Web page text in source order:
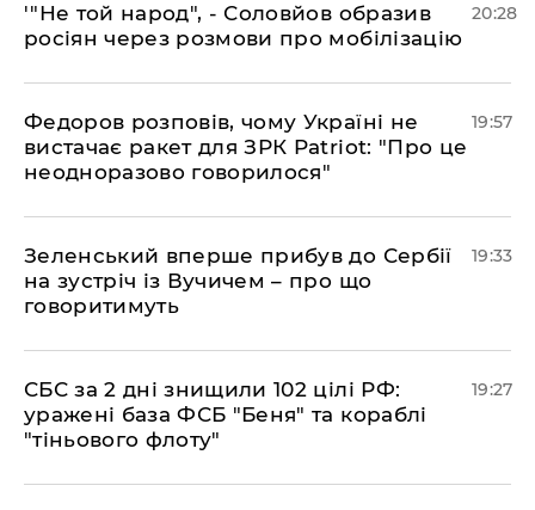
​'"Не той народ", - Соловйов образив
росіян через розмови про мобілізацію
20:28
​Федоров розповів, чому Україні не
вистачає ракет для ЗРК Patriot: "Про це
неодноразово говорилося"
19:57
​Зеленський вперше прибув до Сербії
на зустріч із Вучичем – про що
говоритимуть
19:33
​СБС за 2 дні знищили 102 цілі РФ:
уражені база ФСБ "Беня" та кораблі
"тіньового флоту"
19:27